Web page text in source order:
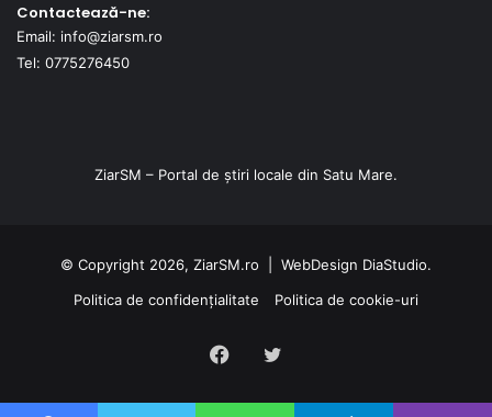
Contactează-ne:
Email: info@ziarsm.ro
Tel: 0775276450
ZiarSM – Portal de știri locale din Satu Mare.
© Copyright 2026, ZiarSM.ro | WebDesign DiaStudio.
Politica de confidențialitate
Politica de cookie-uri
Facebook